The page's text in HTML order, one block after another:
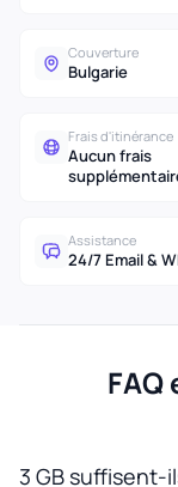
Couverture
Bulgarie
Frais d'itinérance
Aucun frais
Assistance
24/7 Email &
FAQ
3 GB suffisent-